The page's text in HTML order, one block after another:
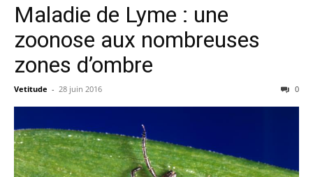
Maladie de Lyme : une
zoonose aux nombreuses
zones d’ombre
Vetitude - 28 juin 2016 0